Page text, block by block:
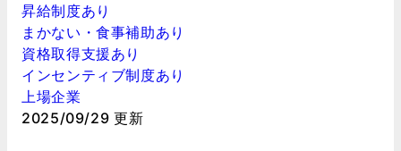
昇給制度あり
まかない・食事補助あり
資格取得支援あり
インセンティブ制度あり
上場企業
2025/09/29 更新